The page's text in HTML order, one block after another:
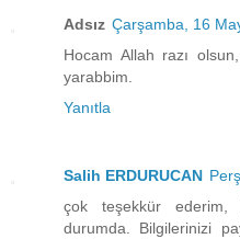
Adsız Çarşamba, 16
Hocam Allah razı
yarabbim.
Yanıtla
Salih ERDURUCAN
çok teşekkür ederim,
durumda. Bilgilerinizi